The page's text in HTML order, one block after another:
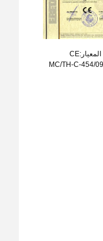
المعيار:CE